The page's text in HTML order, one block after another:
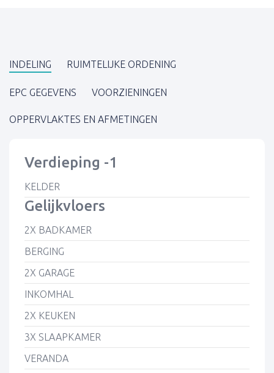
INDELING RUIMTELIJKE ORDENING
EPC GEGEVENS VOORZIENINGEN
OPPERVLAKTES EN AFMETINGEN
Verdieping -1
KELDER
Gelijkvloers
2X BADKAMER
BERGING
2X GARAGE
INKOMHAL
2X KEUKEN
3X SLAAPKAMER
VERANDA